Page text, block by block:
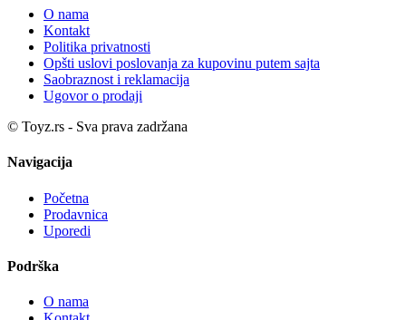
O nama
Kontakt
Politika privatnosti
Opšti uslovi poslovanja za kupovinu putem sajta
Saobraznost i reklamacija
Ugovor o prodaji
© Toyz.rs - Sva prava zadržana
Navigacija
Početna
Prodavnica
Uporedi
Podrška
O nama